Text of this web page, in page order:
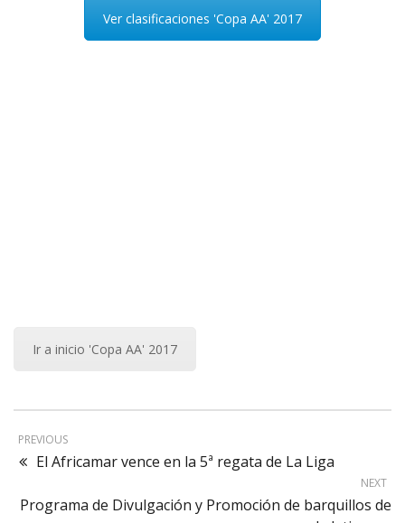
Ver clasificaciones 'Copa AA' 2017
Ir a inicio 'Copa AA' 2017
PREVIOUS
El Africamar vence en la 5ª regata de La Liga
NEXT
Programa de Divulgación y Promoción de barquillos de